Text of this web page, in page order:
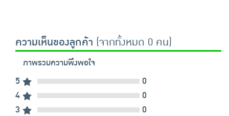
ความเห็นของลูกค้า (จากทั้งหมด 0 คน)
ภาพรวมความพึงพอใจ
5
0
4
0
3
0